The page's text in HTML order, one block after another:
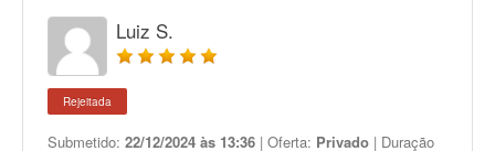
Luiz S.
Rejeitada
Submetido: 22/12/2024 às 13:36 | Oferta: Privado | Duração